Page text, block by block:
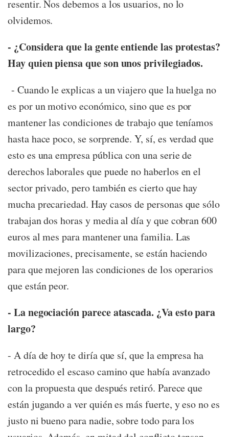
resentir. Nos debemos a los usuarios, no lo
olvidemos.
- ¿Considera que la gente entiende las protestas?
Hay quien piensa que son unos privilegiados.
- Cuando le explicas a un viajero que la huelga no
es por un motivo económico, sino que es por
mantener las condiciones de trabajo que teníamos
hasta hace poco, se sorprende. Y, sí, es verdad que
esto es una empresa pública con una serie de
derechos laborales que puede no haberlos en el
sector privado, pero también es cierto que hay
mucha precariedad. Hay casos de personas que sólo
trabajan dos horas y media al día y que cobran 600
euros al mes para mantener una familia. Las
movilizaciones, precisamente, se están haciendo
para que mejoren las condiciones de los operarios
que están peor.
- La negociación parece atascada. ¿Va esto para
largo?
- A día de hoy te diría que sí, que la empresa ha
retrocedido el escaso camino que había avanzado
con la propuesta que después retiró. Parece que
están jugando a ver quién es más fuerte, y eso no es
justo ni bueno para nadie, sobre todo para los